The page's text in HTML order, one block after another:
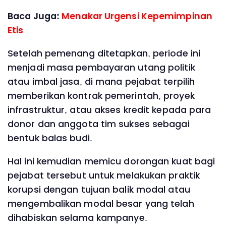
Baca Juga: Menakar Urgensi Kepemimpinan
Etis
Setelah pemenang ditetapkan, periode ini
menjadi masa pembayaran utang politik
atau imbal jasa, di mana pejabat terpilih
memberikan kontrak pemerintah, proyek
infrastruktur, atau akses kredit kepada para
donor dan anggota tim sukses sebagai
bentuk balas budi.
Hal ini kemudian memicu dorongan kuat bagi
pejabat tersebut untuk melakukan praktik
korupsi dengan tujuan balik modal atau
mengembalikan modal besar yang telah
dihabiskan selama kampanye.